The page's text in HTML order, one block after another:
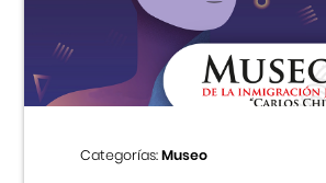
Centro Cultural Peruano
Cursos
Museo de la Inmigración
Categorías:Museo